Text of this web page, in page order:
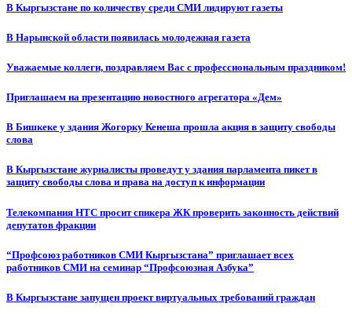
В Кыргызстане по количеству среди СМИ лидируют газеты
В Нарынской области появилась молодежная газета
Уважаемые коллеги, поздравляем Вас с профессиональным праздником!
Приглашаем на презентацию новостного агрегатора «Дем»
В Бишкеке у здания Жогорку Кенеша прошла акция в защиту свободы
слова
В Кыргызстане журналисты проведут у здания парламента пикет в
защиту свободы слова и права на доступ к информации
Телекомпания НТС просит спикера ЖК проверить законность действий
депутатов фракции
“Профсоюз работников СМИ Кыргызстана” приглашает всех
работников СМИ на семинар “Профсоюзная Азбука”
В Кыргызстане запущен проект виртуальных требований граждан